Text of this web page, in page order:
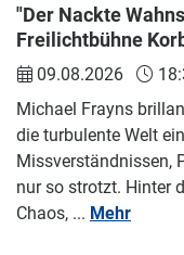
"Der Nackte
Freilichtbühne
09.08.2026
Michael Frayns
die turbulente Welt
Missverständnissen,
nur so strotzt. Hinter
Chaos, ... Mehr